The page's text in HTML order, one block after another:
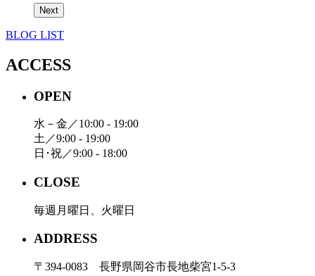
Next
BLOG LIST
ACCESS
OPEN
水－金／10:00 - 19:00
土／9:00 - 19:00
日･祝／9:00 - 18:00
CLOSE
毎週月曜日、火曜日
ADDRESS
〒394-0083 長野県岡谷市長地柴宮1-5-3